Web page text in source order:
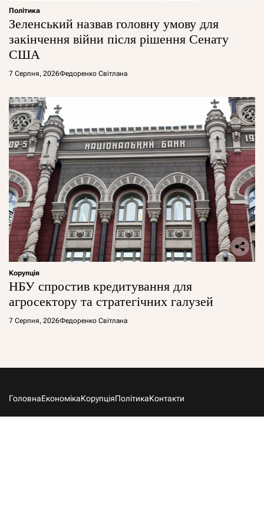
Політика
Зеленський назвав головну умову для
закінчення війни після рішення Сенату
США
7 Серпня, 2026Федоренко Світлана
Корупція
НБУ спростив кредитування для
агросектору та стратегічних галузей
7 Серпня, 2026Федоренко Світлана
ГоловнаЕкономікаКорупціяПолітикаКонтакти